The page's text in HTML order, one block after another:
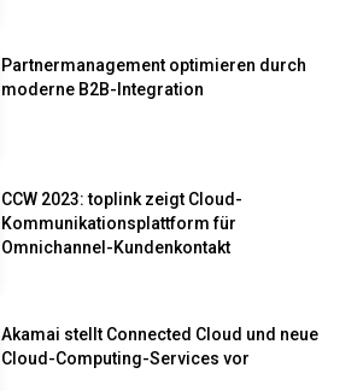
Partnermanagement optimieren durch
moderne B2B-Integration
CCW 2023: toplink zeigt Cloud-
Kommunikationsplattform für
Omnichannel-Kundenkontakt
Akamai stellt Connected Cloud und neue
Cloud-Computing-Services vor